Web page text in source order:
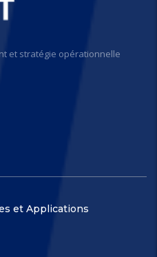
et stratégie opérationnelle
et Applications